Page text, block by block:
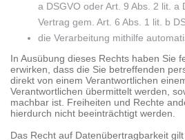
a DSGVO oder Art. 9 Abs. 2 lit. a
Vertrag gem. Art. 6 Abs. 1 lit. b
die Verarbeitung mithilfe
In Ausübung dieses Rechts haben Sie
erwirken, dass die Sie betreffenden
direkt von einem Verantwortlichen
Verantwortlichen übermittelt werden,
machbar ist. Freiheiten und Rechte
hierdurch nicht beeinträchtigt werden.
Das Recht auf Datenübertragbarkeit